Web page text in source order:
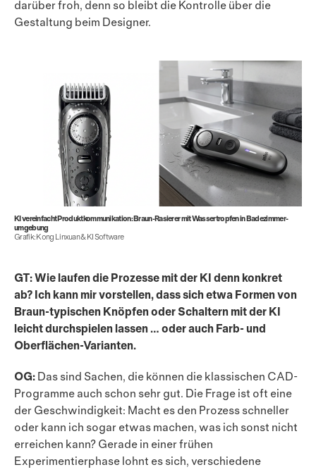
darüber froh, denn so bleibt die Kontrolle über die
Gestaltung beim Designer.
KI vereinfacht Produkt­kommunikation: Braun-Rasierer mit Wasser­tropfen in Badezimmer­
umgebung
Grafik: Kong Linxuan & KI Software
GT: Wie laufen die Prozesse mit der KI denn konkret
ab? Ich kann mir vorstellen, dass sich etwa Formen von
Braun-typischen Knöpfen oder Schaltern mit der KI
leicht durchspielen lassen … oder auch Farb- und
Oberflächen-Varianten.
OG: Das sind Sachen, die können die klassischen CAD-
Programme auch schon sehr gut. Die Frage ist oft eine
der Geschwindigkeit: Macht es den Prozess schneller
oder kann ich sogar etwas machen, was ich sonst nicht
erreichen kann? Gerade in einer frühen
Experimentierphase lohnt es sich, verschiedene